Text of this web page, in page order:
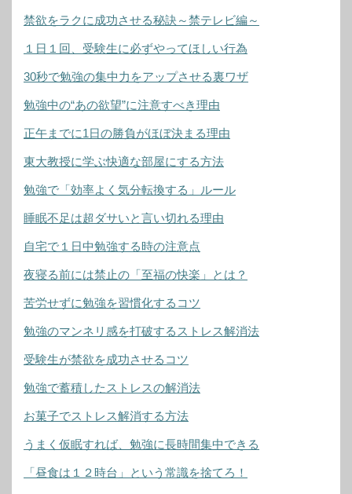
禁欲をラクに成功させる秘訣～禁テレビ編～
１日１回、受験生に必ずやってほしい行為
30秒で勉強の集中力をアップさせる裏ワザ
勉強中の“あの欲望”に注意すべき理由
正午までに1日の勝負がほぼ決まる理由
東大教授に学ぶ快適な部屋にする方法
勉強で「効率よく気分転換する」ルール
睡眠不足は超ダサいと言い切れる理由
自宅で１日中勉強する時の注意点
夜寝る前には禁止の「至福の快楽」とは？
苦労せずに勉強を習慣化するコツ
勉強のマンネリ感を打破するストレス解消法
受験生が禁欲を成功させるコツ
勉強で蓄積したストレスの解消法
お菓子でストレス解消する方法
うまく仮眠すれば、勉強に長時間集中できる
「昼食は１２時台」という常識を捨てろ！